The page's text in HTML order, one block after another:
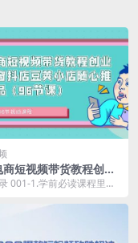
短视频带货教程创业
抖店豆荚小店随心推
001-1.学前必读课程里面